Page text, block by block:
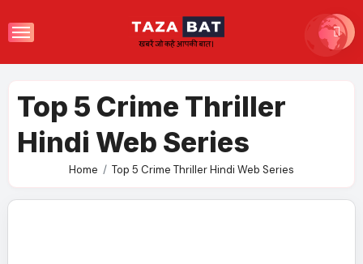
to
Top 5 Crime Thriller
Hindi Web Series
Home Top 5 Crime Thriller Hindi Web Series